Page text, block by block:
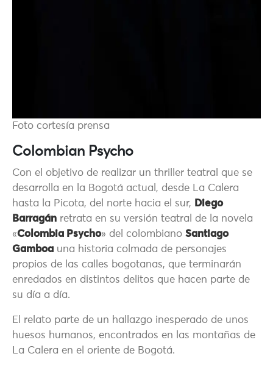
Foto cortesía prensa
Colombian Psycho
Con el objetivo de realizar un thriller teatral que se
desarrolla en la Bogotá actual, desde La Calera
hasta la Picota, del norte hacia el sur, Diego
Barragán retrata en su versión teatral de la novela
«Colombia Psycho» del colombiano Santiago
Gamboa una historia colmada de personajes
propios de las calles bogotanas, que terminarán
enredados en distintos delitos que hacen parte de
su día a día.
El relato parte de un hallazgo inesperado de unos
huesos humanos, encontrados en las montañas de
La Calera en el oriente de Bogotá.